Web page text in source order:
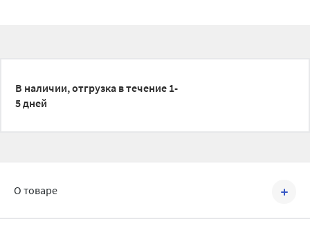
В наличии, отгрузка в течение 1-
5 дней
О товаре